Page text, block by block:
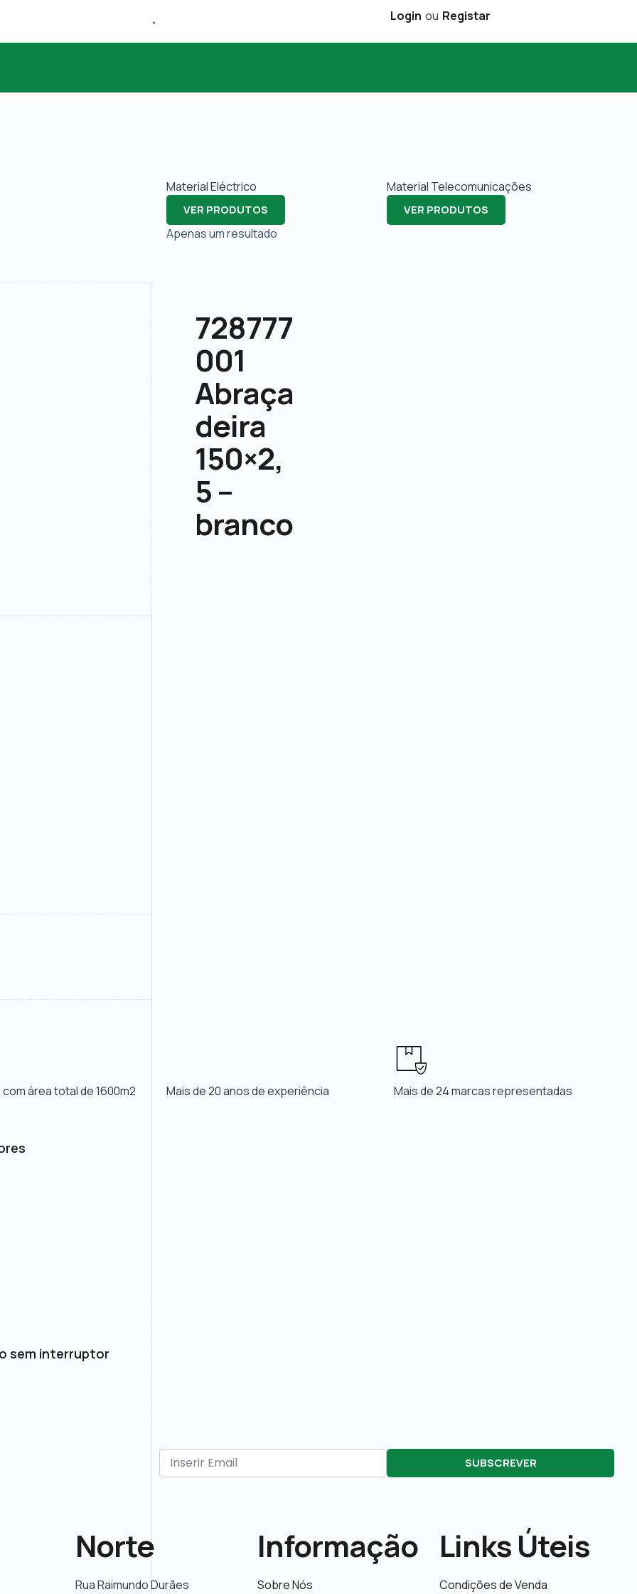
Login ou Registar
Material Eléctrico
VER PRODUTOS
Material Telecomunicações
VER PRODUTOS
Apenas um resultado
728777
001
Abraça
deira
150×2,
5 –
branco
área total de 1600m2 Mais de 20 anos de experiência Mais de 24 marcas representadas
sem interruptor
SUBSCREVER
Norte
Rua Raimundo Durães
Informação
Sobre Nós
Links Úteis
Condições de Venda